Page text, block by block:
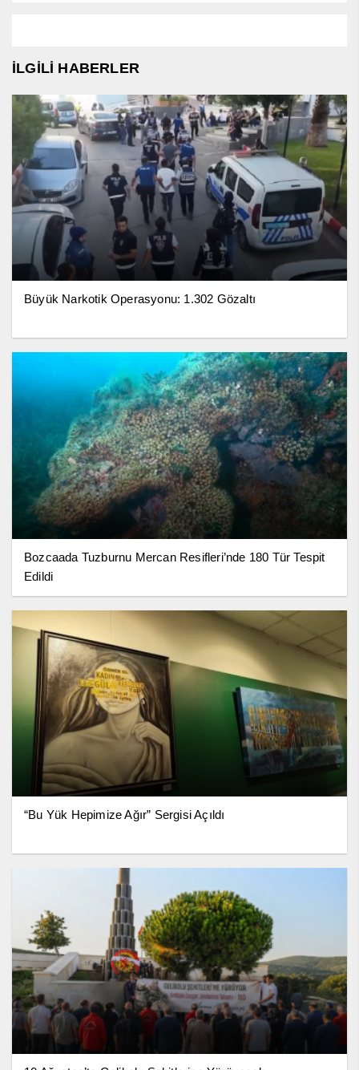
İLGİLİ HABERLER
Büyük Narkotik Operasyonu: 1.302 Gözaltı
Bozcaada Tuzburnu Mercan Resifleri’nde 180 Tür Tespit
Edildi
“Bu Yük Hepimize Ağır” Sergisi Açıldı